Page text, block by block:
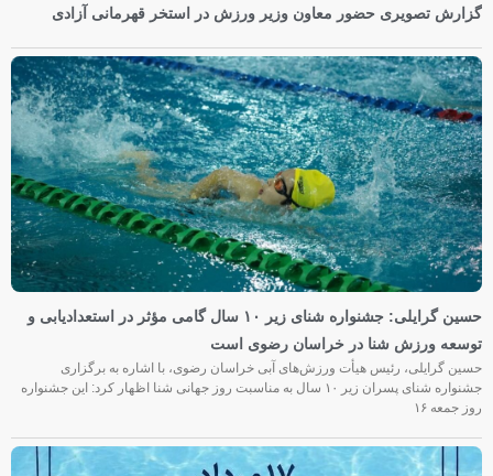
گزارش تصویری حضور معاون وزیر ورزش در استخر قهرمانی آزادی
حسین گرایلی: جشنواره شنای زیر ۱۰ سال گامی مؤثر در استعدادیابی و
توسعه ورزش شنا در خراسان رضوی است
حسین گرایلی، رئیس هیأت ورزش‌های آبی خراسان رضوی، با اشاره به برگزاری
جشنواره شنای پسران زیر ۱۰ سال به مناسبت روز جهانی شنا اظهار کرد: این جشنواره
روز جمعه‌ ۱۶